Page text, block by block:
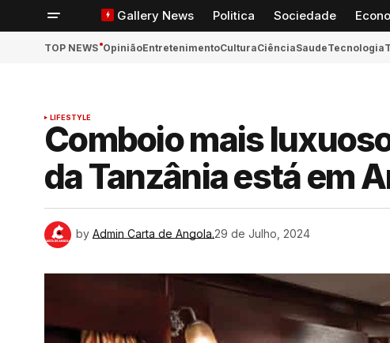
Gallery News Politica Sociedade
TOP NEWS OpiniãoEntretenimentoCulturaCiênciaSaudeTecnologia
LIFESTYLE
Comboio mais
da Tanzânia está em
by Admin Carta de Angola.29 de Julho, 2024